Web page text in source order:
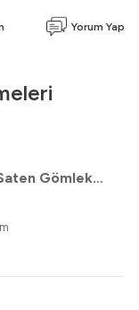
Yorum Yap
3964 Hafif Dökümlü Saten Gömlek - Yeşil